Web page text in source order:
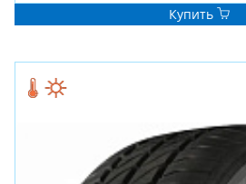
Купить